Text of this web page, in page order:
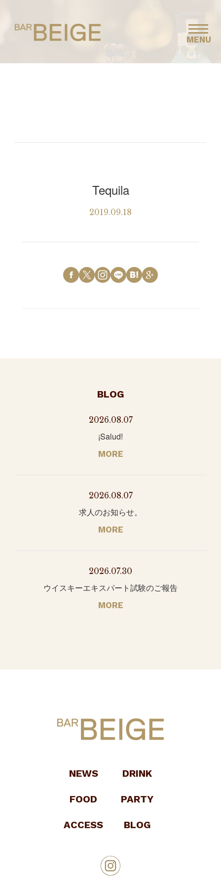
MENU
Tequila
2019.09.18
BLOG
2026.08.07
¡Salud!
MORE
2026.08.07
求人のお知らせ。
MORE
2026.07.30
ウイスキーエキスパート試験のご報告
MORE
NEWS DRINK
FOOD PARTY
ACCESS BLOG